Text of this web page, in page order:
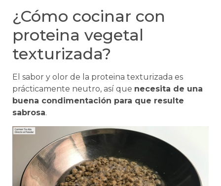
¿Cómo cocinar con
proteina vegetal
texturizada?
El sabor y olor de la proteina texturizada es
prácticamente neutro, así que necesita de una
buena condimentación para que resulte
sabrosa.